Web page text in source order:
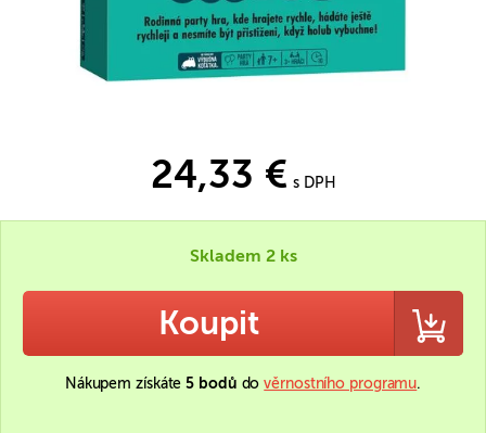
24,33 € s DPH
Skladem 2 ks
Koupit
Nákupem získáte5 bodů dověrnostního programu.